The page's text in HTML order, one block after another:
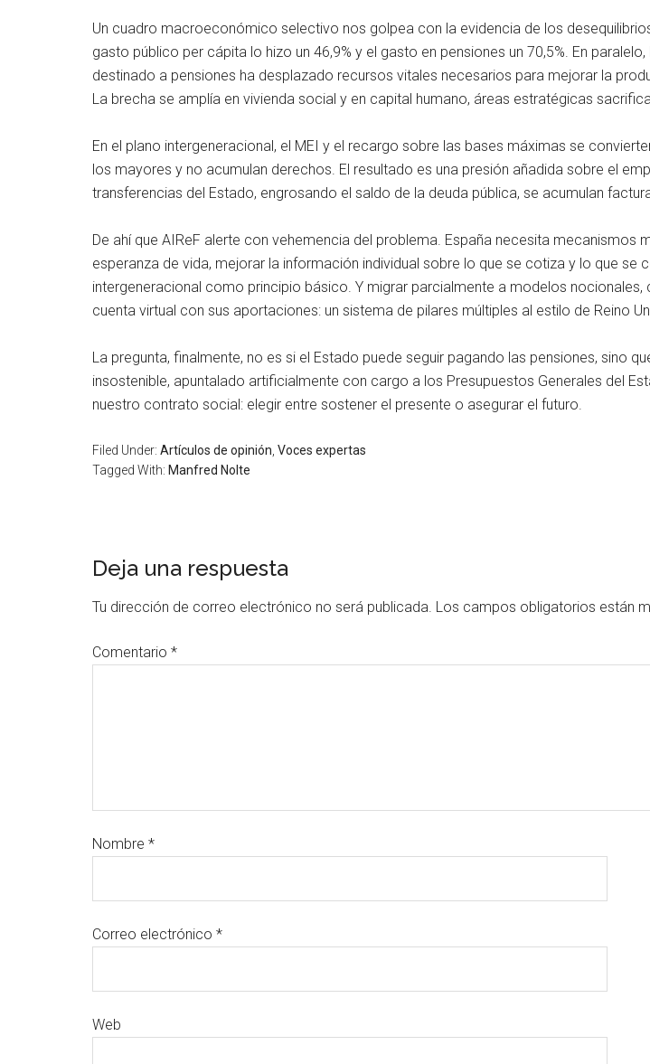
Un cuadro macroeconómico selectivo nos golpea con la evidencia de los
gasto público per cápita lo hizo un 46,9% y el gasto en pensiones un 70,5%. En
destinado a pensiones ha desplazado recursos vitales necesarios para mejorar la
La brecha se amplía en vivienda social y en capital humano, áreas estratégicas
En el plano intergeneracional, el MEI y el recargo sobre las bases máximas se
los mayores y no acumulan derechos. El resultado es una presión añadida sobre el
transferencias del Estado, engrosando el saldo de la deuda pública, se acumulan
De ahí que AIReF alerte con vehemencia del problema. España necesita
esperanza de vida, mejorar la información individual sobre lo que se cotiza y lo que
intergeneracional como principio básico. Y migrar parcialmente a modelos
cuenta virtual con sus aportaciones: un sistema de pilares múltiples al estilo de Reino
La pregunta, finalmente, no es si el Estado puede seguir pagando las pensiones, sino
insostenible, apuntalado artificialmente con cargo a los Presupuestos Generales del
nuestro contrato social: elegir entre sostener el presente o asegurar el futuro.
Filed Under: Artículos de opinión Voces expertas
Tagged With: Manfred Nolte
Deja una respuesta
Tu dirección de correo electrónico no será publicada. Los campos obligatorios están
Comentario *
Nombre *
Correo electrónico *
Web